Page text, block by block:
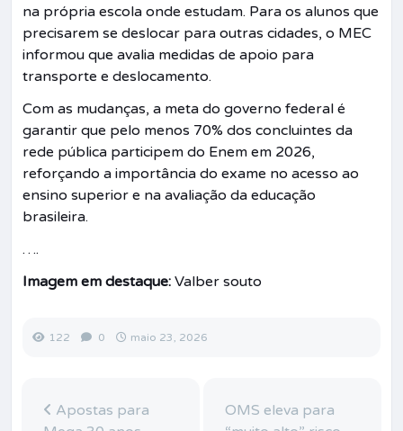
na própria escola onde estudam. Para os alunos que
precisarem se deslocar para outras cidades, o MEC
informou que avalia medidas de apoio para
transporte e deslocamento.
Com as mudanças, a meta do governo federal é
garantir que pelo menos 70% dos concluintes da
rede pública participem do Enem em 2026,
reforçando a importância do exame no acesso ao
ensino superior e na avaliação da educação
brasileira.
….
Imagem em destaque:Valber souto
122 0 maio 23, 2026
Apostas para
OMS eleva para